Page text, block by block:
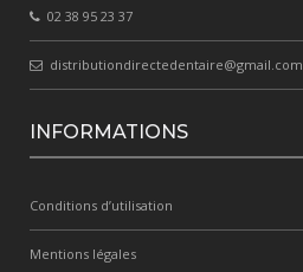
02 38 95 23 37
distributiondirectedentaire@gmail.com
INFORMATIONS
Conditions d’utilisation
Mentions légales